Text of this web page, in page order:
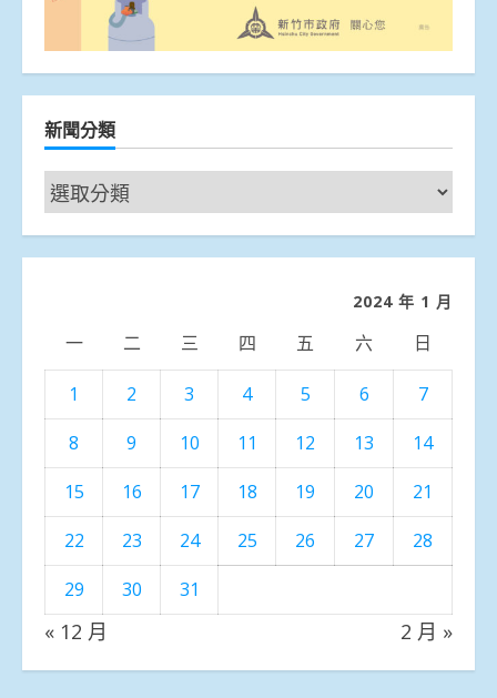
新聞分類
新
聞
分
2024 年 1 月
一 二 三 四 五 六 日
1 2 3 4 5 6
7
8
9 10 11 12 13
14
15
16 17 18 19 20
21
22
23 24 25 26 27
28
29
30 31
« 12 月 2 月 »